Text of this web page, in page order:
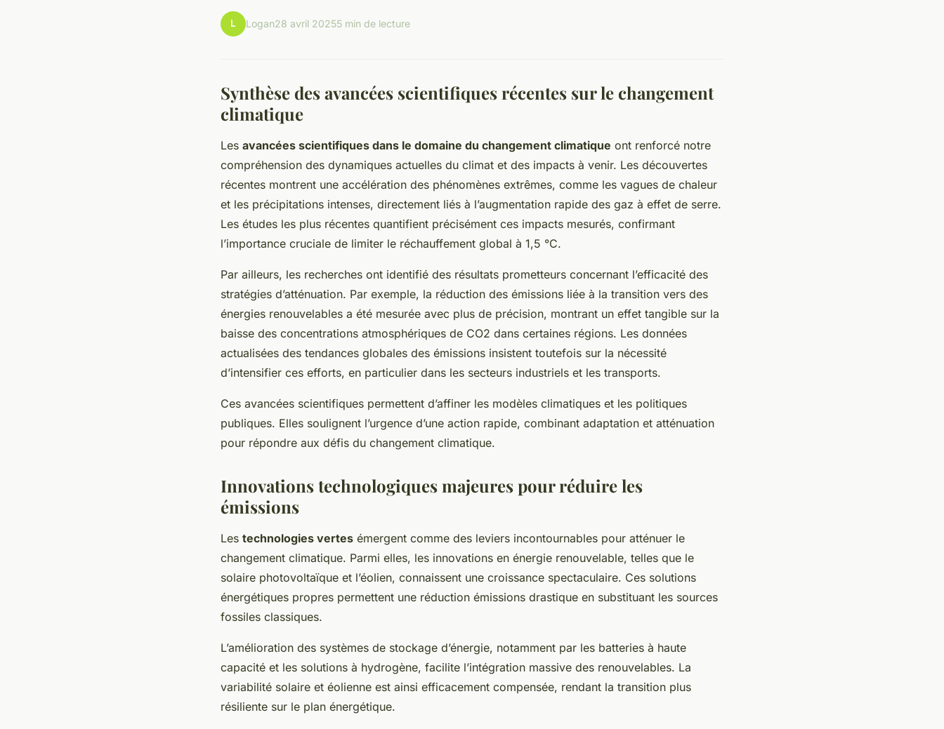
L Logan28 avril 20255 min de lecture
Synthèse des avancées scientifiques récentes sur le changement
climatique
Les avancées scientifiques dans le domaine du changement climatique ont renforcé notre
compréhension des dynamiques actuelles du climat et des impacts à venir. Les découvertes
récentes montrent une accélération des phénomènes extrêmes, comme les vagues de chaleur
et les précipitations intenses, directement liés à l’augmentation rapide des gaz à effet de serre.
Les études les plus récentes quantifient précisément ces impacts mesurés, confirmant
l’importance cruciale de limiter le réchauffement global à 1,5 °C.
Par ailleurs, les recherches ont identifié des résultats prometteurs concernant l’efficacité des
stratégies d’atténuation. Par exemple, la réduction des émissions liée à la transition vers des
énergies renouvelables a été mesurée avec plus de précision, montrant un effet tangible sur la
baisse des concentrations atmosphériques de CO2 dans certaines régions. Les données
actualisées des tendances globales des émissions insistent toutefois sur la nécessité
d’intensifier ces efforts, en particulier dans les secteurs industriels et les transports.
Ces avancées scientifiques permettent d’affiner les modèles climatiques et les politiques
publiques. Elles soulignent l’urgence d’une action rapide, combinant adaptation et atténuation
pour répondre aux défis du changement climatique.
Innovations technologiques majeures pour réduire les
émissions
Les technologies vertes émergent comme des leviers incontournables pour atténuer le
changement climatique. Parmi elles, les innovations en énergie renouvelable, telles que le
solaire photovoltaïque et l’éolien, connaissent une croissance spectaculaire. Ces solutions
énergétiques propres permettent une réduction émissions drastique en substituant les sources
fossiles classiques.
L’amélioration des systèmes de stockage d’énergie, notamment par les batteries à haute
capacité et les solutions à hydrogène, facilite l’intégration massive des renouvelables. La
variabilité solaire et éolienne est ainsi efficacement compensée, rendant la transition plus
résiliente sur le plan énergétique.